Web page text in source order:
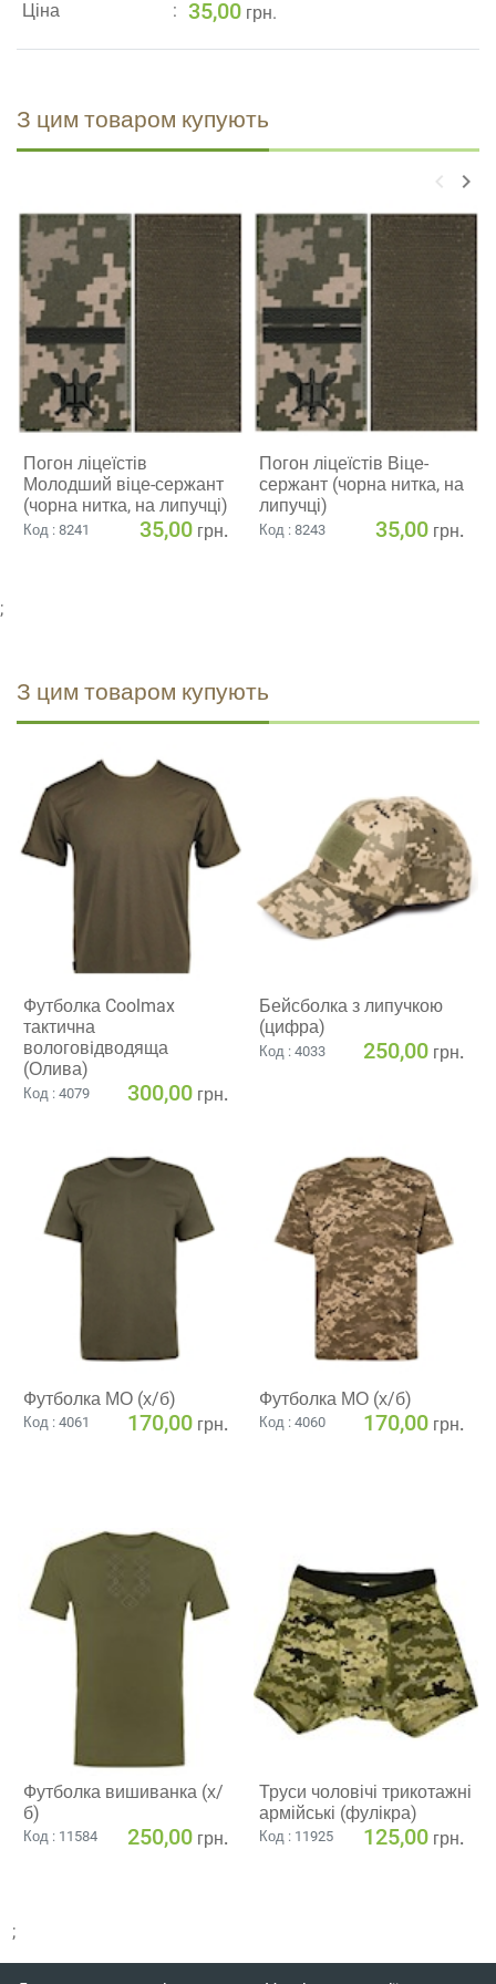
Ціна
35,00 грн.
З цим товаром купують
keyboard_arrow_left keyboard_arrow_right
Погон ліцеїстів
Молодший віце-сержант
(чорна нитка, на липучці)
Код : 8241 35,00 грн.
Погон ліцеїстів Віце-
сержант (чорна нитка, на
липучці)
Код : 8243 35,00 грн.
;
З цим товаром купують
Футболка Coolmax
тактична
вологовiдводяща
(Олива)
Код : 4079 300,00 грн.
Бейсболка з липучкою
(цифра)
Код : 4033 250,00 грн.
Футболка МО (х/б)
Код : 4061 170,00 грн.
Футболка МО (х/б)
Код : 4060 170,00 грн.
Футболка вишиванка (х/
б)
Код : 11584 250,00 грн.
Труси чоловічі трикотажні
армійські (фулікра)
Код : 11925 125,00 грн.
;